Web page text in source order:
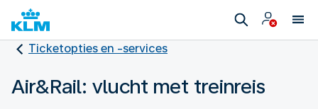
Ticketopties en -services
Air&Rail: vlucht met treinreis